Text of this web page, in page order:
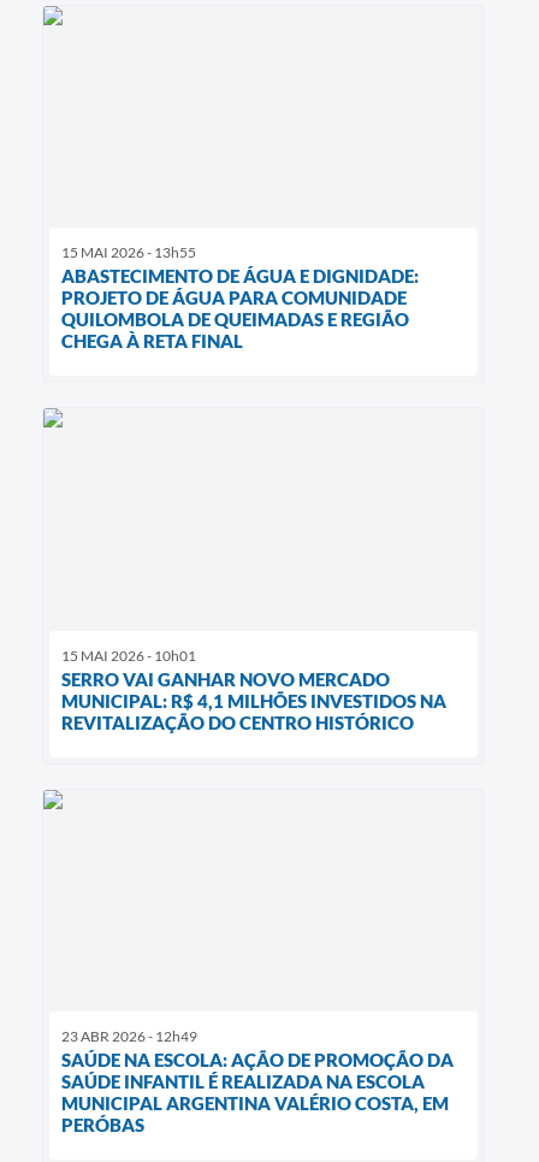
15 MAI 2026 - 13h55
ABASTECIMENTO DE ÁGUA E DIGNIDADE:
PROJETO DE ÁGUA PARA COMUNIDADE
QUILOMBOLA DE QUEIMADAS E REGIÃO
CHEGA À RETA FINAL
15 MAI 2026 - 10h01
SERRO VAI GANHAR NOVO MERCADO
MUNICIPAL: R$ 4,1 MILHÕES INVESTIDOS NA
REVITALIZAÇÃO DO CENTRO HISTÓRICO
23 ABR 2026 - 12h49
SAÚDE NA ESCOLA: AÇÃO DE PROMOÇÃO DA
SAÚDE INFANTIL É REALIZADA NA ESCOLA
MUNICIPAL ARGENTINA VALÉRIO COSTA, EM
PERÓBAS